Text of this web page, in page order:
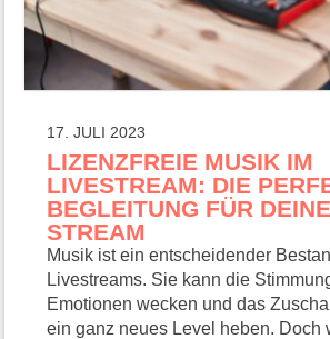
17. JULI 2023
LIZENZFREIE MUSIK IM
LIVESTREAM: DIE
BEGLEITUNG FÜR
STREAM
Musik ist ein entscheidender
Livestreams. Sie kann die
Emotionen wecken und das
ein ganz neues Level heben. Doch